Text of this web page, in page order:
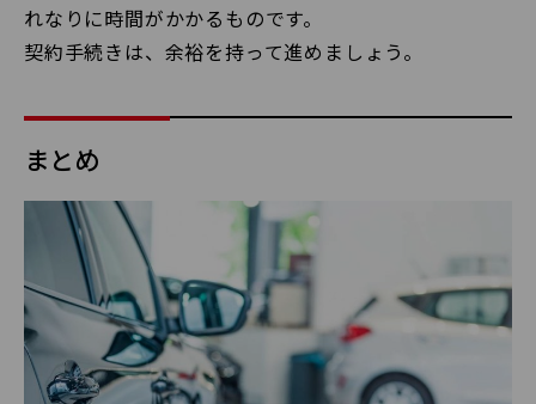
れなりに時間がかかるものです。
契約手続きは、余裕を持って進めましょう。
まとめ